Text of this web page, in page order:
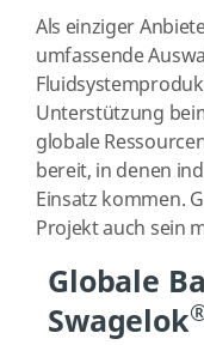
Als einziger
umfassende
Unterstützung
globale
bereit, in denen
Einsatz kommen.
Projekt auch sein
Globale
Swagelok